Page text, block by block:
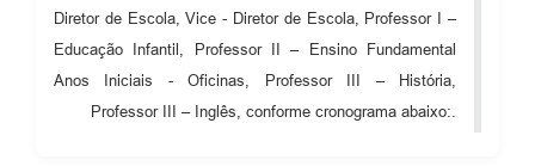
Participe mais
Diretor de Escola, Vice - Diretor de Escola, Professor I –
Educação Infantil, Professor II – Ensino Fundamental
Anos Iniciais - Oficinas, Professor III – História,
Professor III – Inglês, conforme cronograma abaixo:.